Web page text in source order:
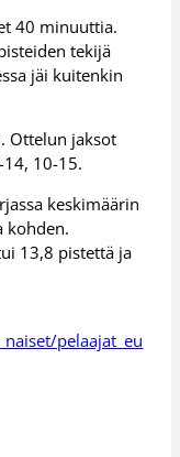
40 minuuttia.
tekijä
jäi kuitenkin
Ottelun jaksot
10-15.
keskimäärin
kohden.
13,8 pistettä ja
pelaajat_eu